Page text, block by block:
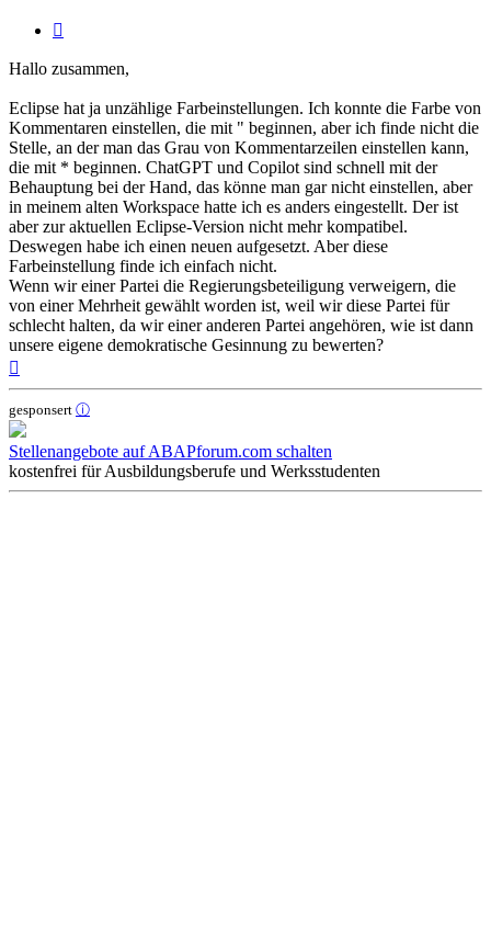
Hallo zusammen,
Eclipse hat ja unzählige Farbeinstellungen. Ich konnte die Farbe von
Kommentaren einstellen, die mit " beginnen, aber ich finde nicht die
Stelle, an der man das Grau von Kommentarzeilen einstellen kann,
die mit * beginnen. ChatGPT und Copilot sind schnell mit der
Behauptung bei der Hand, das könne man gar nicht einstellen, aber
in meinem alten Workspace hatte ich es anders eingestellt. Der ist
aber zur aktuellen Eclipse-Version nicht mehr kompatibel.
Deswegen habe ich einen neuen aufgesetzt. Aber diese
Farbeinstellung finde ich einfach nicht.
Wenn wir einer Partei die Regierungsbeteiligung verweigern, die
von einer Mehrheit gewählt worden ist, weil wir diese Partei für
schlecht halten, da wir einer anderen Partei angehören, wie ist dann
unsere eigene demokratische Gesinnung zu bewerten?
gesponsert ⓘ
Stellenangebote auf ABAPforum.com schalten
kostenfrei für Ausbildungsberufe und Werksstudenten